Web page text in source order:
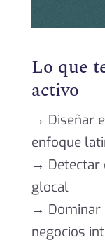
Lo que
activo
→ Diseñar
enfoque
→ Detectar
glocal
→ Dominar
negocios